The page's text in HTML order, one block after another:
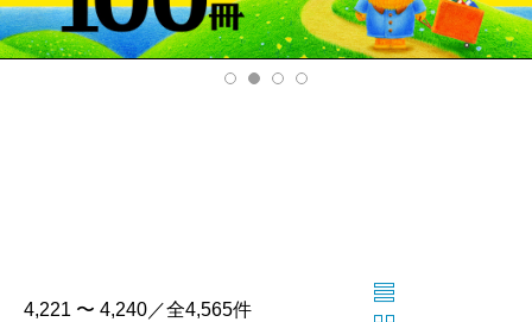
Pre
v
Ne
xt
4,221 〜 4,240／全4,565件